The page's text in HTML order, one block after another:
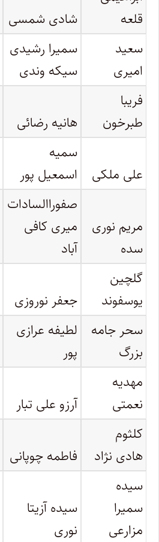
قلعه
شادی شمسی
سعید
امیری
سمیرا رشیدی
سیکه وندی
فریبا
طبرخون
هانیه رضائی
علی ملکی
سمیه
اسمعیل پور
مریم نوری
سده
صفوراالسادات
میری کافی
آباد
گلچین
یوسفوند
جعفر نوروزی
سحر جامه
بزرگ
لطیفه عرازی
پور
مهدیه
نعمتی
آرزو علی تبار
کلثوم
هادی نژاد
فاطمه چوپانی
سیده
سمیرا
مزارعی
سیده آزیتا
نوری